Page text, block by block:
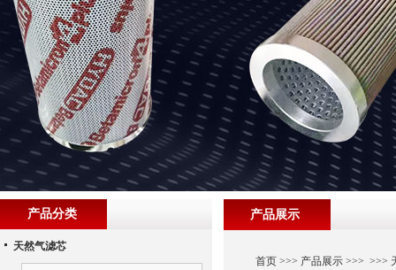
产品展示
首页>>> 产品展示>>> >>>
产品分类
天然气滤芯